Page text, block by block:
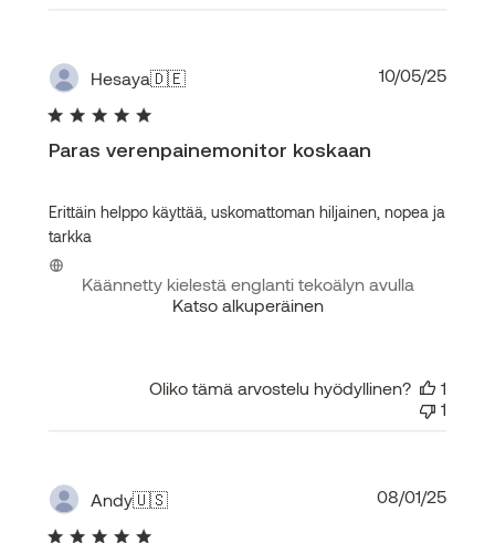
Hesaya🇩🇪
Paras verenpainemonitor koskaan
Erittäin helppo käyttää, uskomattoman hiljainen, nopea ja
tarkka
Käännetty kielestä englanti tekoälyn avulla
Katso alkuperäinen
10/05/25
Oliko tämä arvostelu hyödyllinen?
1
1
Andy🇺🇸 08/01/25